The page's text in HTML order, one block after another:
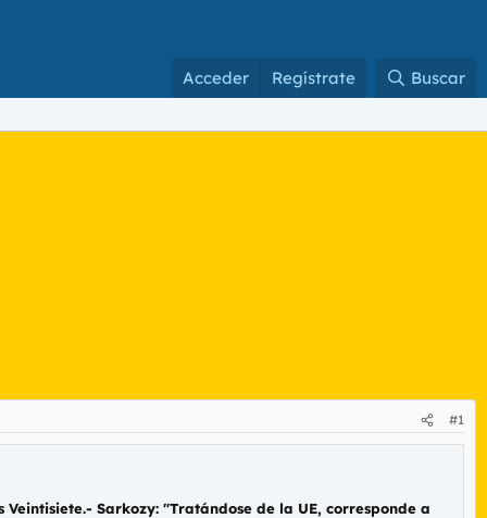
Acceder Regístrate Buscar
#1
Sarkozy: "Tratándose de la UE, corresponde a